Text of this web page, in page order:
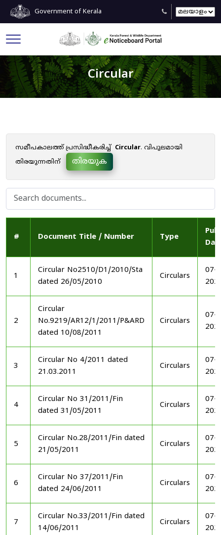
Government of Kerala
Circular
സമീപകാലത്ത് പ്രസിദ്ധീകരിച്ച് Circular. വിപുലമായി
തിരയുന്നതിന്
തിരയുക
# Document Title / Number Type
1
Circular No2510/D1/2010/Sta
dated 26/05/2010
Circulars
07-
2
Circular
No.9219/AR12/1/2011/P&ARD
dated 10/08/2011
Circulars
07-
3
Circular No 4/2011 dated
21.03.2011
Circulars
07-
4
Circular No 31/2011/Fin
dated 31/05/2011
Circulars
07-
5
Circular No.28/2011/Fin dated
21/05/2011
Circulars
07-
6
Circular No 37/2011/Fin
dated 24/06/2011
Circulars
07-
7
Circular No.33/2011/Fin dated
14/06/2011
Circulars
07-